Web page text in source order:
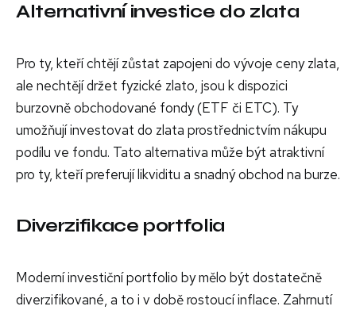
Alternativní investice do zlata
Pro ty, kteří chtějí zůstat zapojeni do vývoje ceny zlata,
ale nechtějí držet fyzické zlato, jsou k dispozici
burzovně obchodované fondy (ETF či ETC). Ty
umožňují investovat do zlata prostřednictvím nákupu
podílu ve fondu. Tato alternativa může být atraktivní
pro ty, kteří preferují likviditu a snadný obchod na burze.
Diverzifikace portfolia
Moderní investiční portfolio by mělo být dostatečně
diverzifikované, a to i v době rostoucí inflace. Zahrnutí